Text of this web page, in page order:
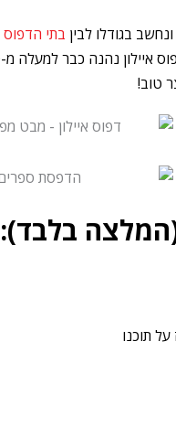
בגודלו לבין בתי הדפוס
טוב!
בלבד):
תוכנו